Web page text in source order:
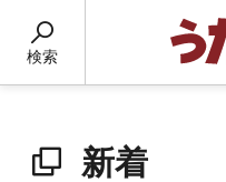
検索
新着